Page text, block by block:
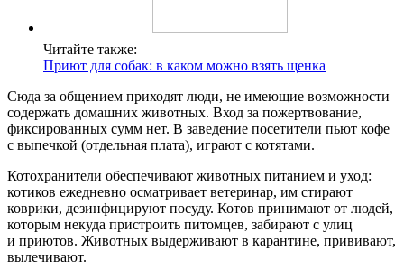
Читайте также:
Приют для собак: в каком можно взять щенка
Сюда за общением приходят люди, не имеющие возможности
содержать домашних животных. Вход за пожертвование,
фиксированных сумм нет. В заведение посетители пьют кофе
с выпечкой (отдельная плата), играют с котятами.
Котохранители обеспечивают животных питанием и уход:
котиков ежедневно осматривает ветеринар, им стирают
коврики, дезинфицируют посуду. Котов принимают от людей,
которым некуда пристроить питомцев, забирают с улиц
и приютов. Животных выдерживают в карантине, прививают,
вылечивают.